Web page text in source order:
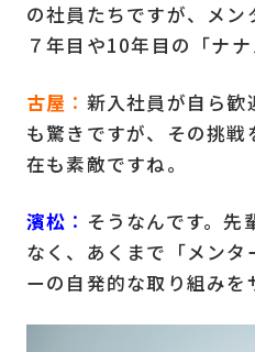
の社員たちですが、メ
７年目や10年目の「ナナ
古屋 ： 新入社員が自ら歓
も驚きですが、その挑戦
在も素敵ですね。
濱松 ： そうなんです。先
なく、あくまで「メンタ
ーの自発的な取り組みを